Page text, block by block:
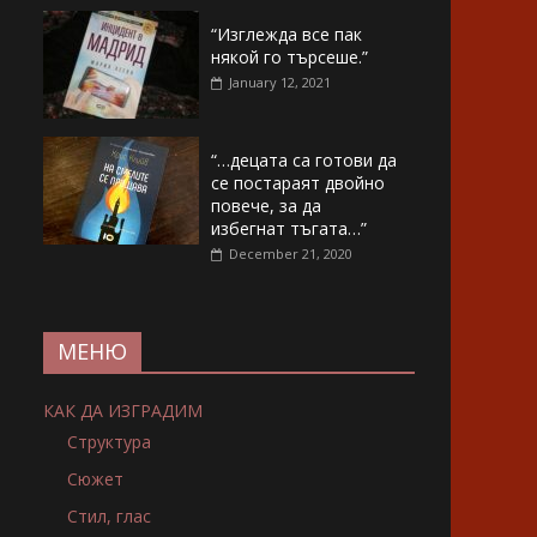
“Изглежда все пак
някой го търсеше.”
January 12, 2021
“…децата са готови да
се постараят двойно
повече, за да
избегнат тъгата…”
December 21, 2020
МЕНЮ
КАК ДА ИЗГРАДИМ
Структура
Сюжет
Стил, глас